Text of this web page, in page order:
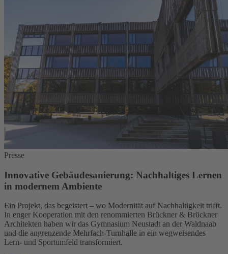
Presse
Innovative Gebäudesanierung: Nachhaltiges Lernen
in modernem Ambiente
Ein Projekt, das begeistert – wo Modernität auf Nachhaltigkeit trifft.
In enger Kooperation mit den renommierten Brückner & Brückner
Architekten haben wir das Gymnasium Neustadt an der Waldnaab
und die angrenzende Mehrfach-Turnhalle in ein wegweisendes
Lern- und Sportumfeld transformiert.